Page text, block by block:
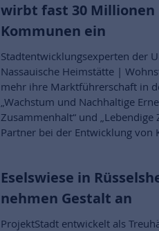
wirbt fast 30 Millionen
Kommunen ein
Stadtentwicklungsexperten der
Nassauische Heimstätte |
mehr ihre Marktführerschaft in
„Wachstum und Nachhaltige
Zusammenhalt“ und „Lebendige
Partner bei der Entwicklung von
Eselswiese in
nehmen Gestalt an
ProjektStadt entwickelt als